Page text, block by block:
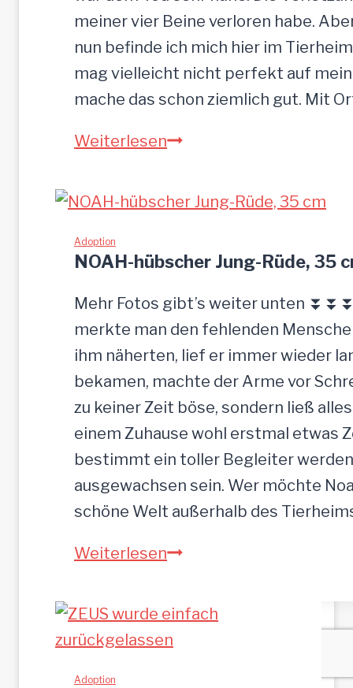
meiner vier Beine verloren habe.
nun befinde ich mich hier im
mag vielleicht nicht perfekt auf
mache das schon ziemlich gut. Mit
WeiterlesenS
n
–
G
n
a
d
e
n
b
r
o
p
a
t
Adoption
NOAH-hübscher Jung-Rüde, 35
Mehr Fotos gibt’s weiter unten
merkte man den fehlenden
ihm näherten, lief er immer wieder
bekamen, machte der Arme vor
zu keiner Zeit böse, sondern ließ
einem Zuhause wohl erstmal etwas
bestimmt ein toller Begleiter
ausgewachsen sein. Wer möchte
schöne Welt außerhalb des
WeiterlesenN
A
Adoption